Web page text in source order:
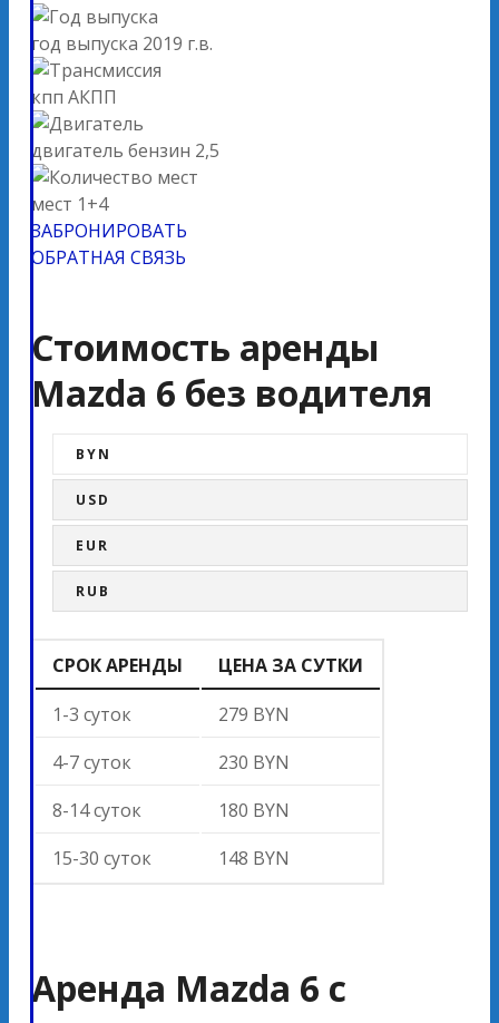
год выпуска 2019 г.в.
кпп АКПП
двигатель бензин 2,5
мест 1+4
ЗАБРОНИРОВАТЬ
ОБРАТНАЯ СВЯЗЬ
Стоимость аренды
Mazda 6 без водителя
BYN
USD
EUR
RUB
СРОК АРЕНДЫ
ЦЕНА ЗА СУТКИ
1-3 суток
279 BYN
4-7 суток
230 BYN
8-14 суток
180 BYN
15-30 суток
148 BYN
Аренда Mazda 6 с